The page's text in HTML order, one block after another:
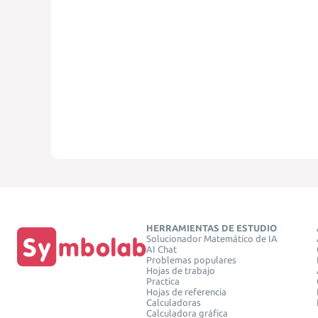
HERRAMIENTAS DE ESTUDIO
Solucionador Matemático de IA
AI Chat
Problemas populares
Hojas de trabajo
Practica
Hojas de referencia
Calculadoras
Calculadora gráfica